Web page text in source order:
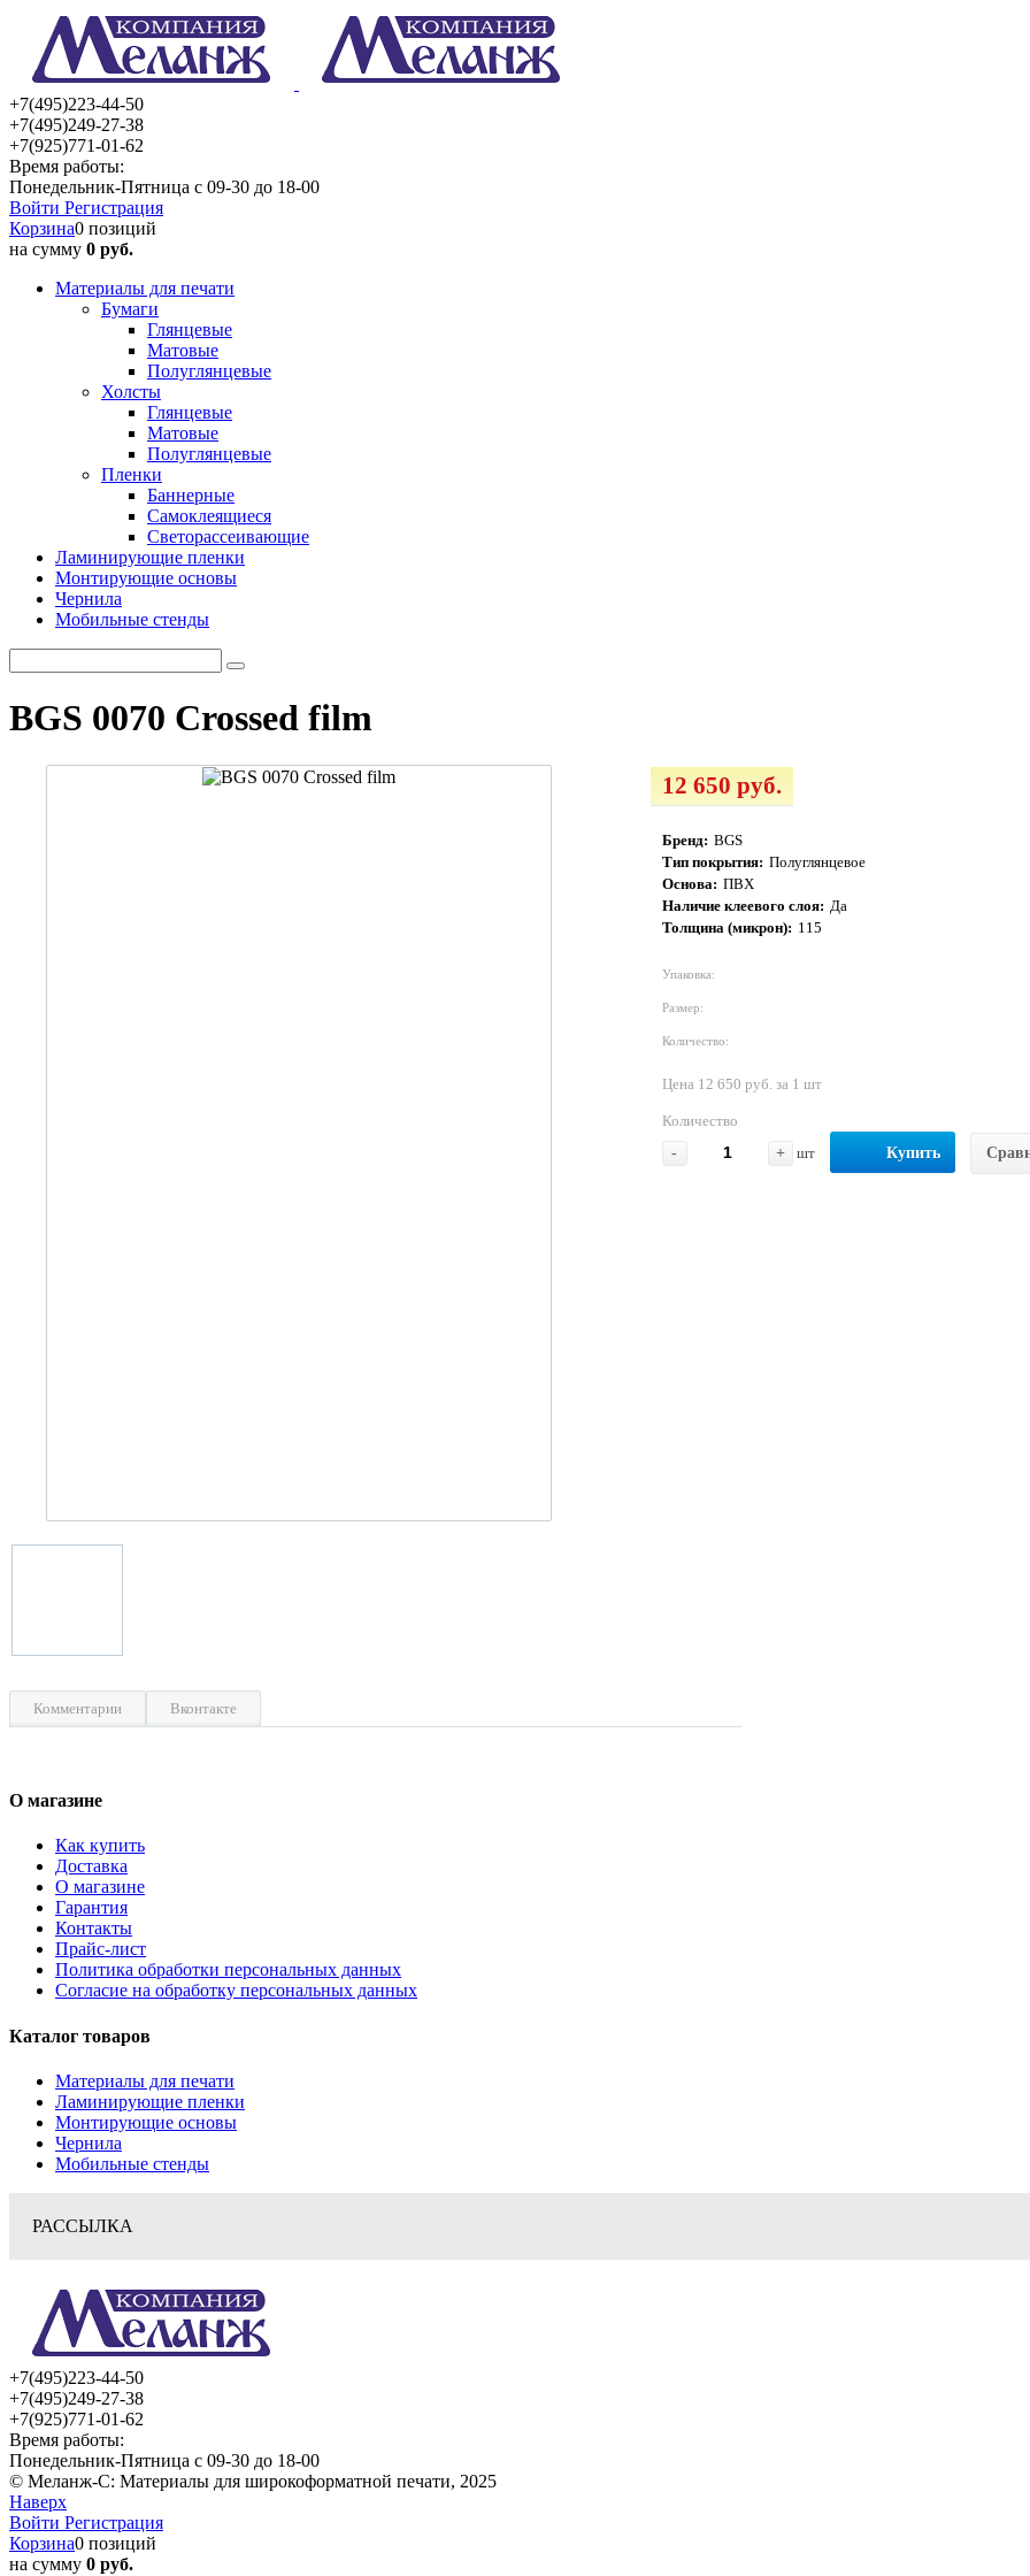
+7(495)223-44-50
+7(495)249-27-38
+7(925)771-01-62
Время работы:
Понедельник-Пятница с 09-30 до 18-00
Войти Регистрация
Корзина0 позиций
на сумму 0 руб.
Материалы для печати
Бумаги
Глянцевые
Матовые
Полуглянцевые
Холсты
Глянцевые
Матовые
Полуглянцевые
Пленки
Баннерные
Самоклеящиеся
Светорассеивающие
Ламинирующие пленки
Монтирующие основы
Чернила
Мобильные стенды
BGS 0070 Crossed film
12 650 руб.
Бренд: BGS
Тип покрытия: Полуглянцевое
Основа: ПВХ
Наличие клеевого слоя: Да
Толщина (микрон): 115
Упаковка:
Размер:
Количество:
Цена 12 650 руб. за 1 шт
Количество
-
+ шт Купить
Комментарии Вконтакте
О магазине
Как купить
Доставка
О магазине
Гарантия
Контакты
Прайс-лист
Политика обработки персональных данных
Согласие на обработку персональных данных
Каталог товаров
Материалы для печати
Ламинирующие пленки
Монтирующие основы
Чернила
Мобильные стенды
РАССЫЛКА
+7(495)223-44-50
+7(495)249-27-38
+7(925)771-01-62
Время работы:
Понедельник-Пятница с 09-30 до 18-00
© Меланж-С: Материалы для широкоформатной печати, 2025
Наверх
Войти Регистрация
Корзина0 позиций
на сумму 0 руб.